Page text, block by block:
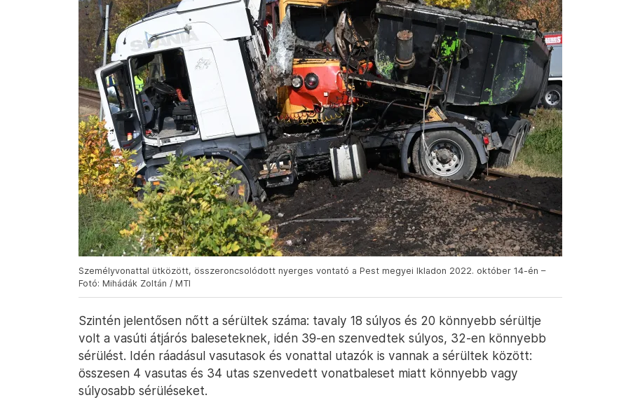
Személyvonattal ütközött, összeroncsolódott nyerges vontató a Pest megyei Ikladon 2022. október 14-én –
Fotó: Mihádák Zoltán / MTI
Szintén jelentősen nőtt a sérültek száma: tavaly 18 súlyos és 20 könnyebb sérültje
volt a vasúti átjárós baleseteknek, idén 39-en szenvedtek súlyos, 32-en könnyebb
sérülést. Idén ráadásul vasutasok és vonattal utazók is vannak a sérültek között:
összesen 4 vasutas és 34 utas szenvedett vonatbaleset miatt könnyebb vagy
súlyosabb sérüléseket.